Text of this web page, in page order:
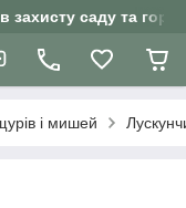
захисту саду та
і мишей